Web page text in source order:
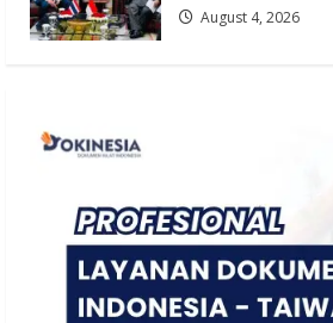
August 4, 2026